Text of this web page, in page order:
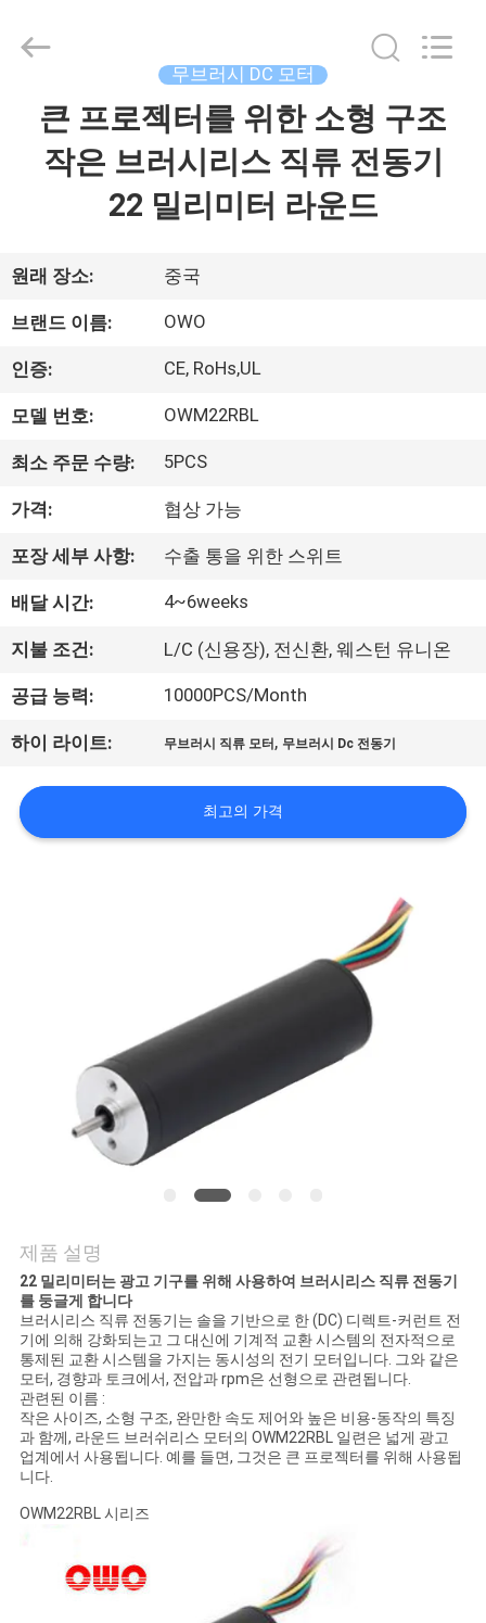
소
개
동
회
사
소
개
장
처
뉴
스
모
든
Technology
무브러시 DC 모터
큰 프로젝터를 위한 소형 구조
작은 브러시리스 직류 전동기
22 밀리미터 라운드
원래 장소: 중국
브랜드 이름: OWO
인증: CE, RoHs,UL
모델 번호: OWM22RBL
최소 주문 수량: 5PCS
가격: 협상 가능
포장 세부 사항: 수출 통을 위한 스위트
배달 시간: 4~6weeks
지불 조건: L/C (신용장), 전신환, 웨스턴 유니온
공급 능력: 10000PCS/Month
하이 라이트: 무브러시 직류 모터 , 무브러시 Dc 전동기
최고의 가격
제품 설명
22 밀리미터는 광고 기구를 위해 사용하여 브러시리스 직류 전동기
를 둥글게 합니다
브러시리스 직류 전동기는 솔을 기반으로 한 (DC) 디렉트-커런트 전
기에 의해 강화되는고 그 대신에 기계적 교환 시스템의 전자적으로
통제된 교환 시스템을 가지는 동시성의 전기 모터입니다. 그와 같은
모터, 경향과 토크에서, 전압과 rpm은 선형으로 관련됩니다.
관련된 이름 :
작은 사이즈, 소형 구조, 완만한 속도 제어와 높은 비용-동작의 특징
과 함께, 라운드 브러쉬리스 모터의 OWM22RBL 일련은 넓게 광고
업계에서 사용됩니다. 예를 들면, 그것은 큰 프로젝터를 위해 사용됩
니다.
OWM22RBL 시리즈